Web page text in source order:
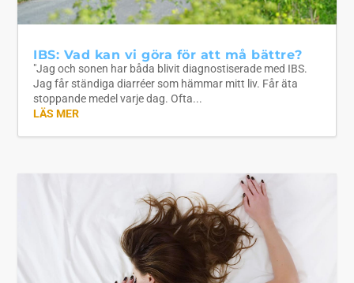
IBS: Vad kan vi göra för att må bättre?
"Jag och sonen har båda blivit diagnostiserade med IBS.
Jag får ständiga diarréer som hämmar mitt liv. Får äta
stoppande medel varje dag. Ofta...
LÄS MER